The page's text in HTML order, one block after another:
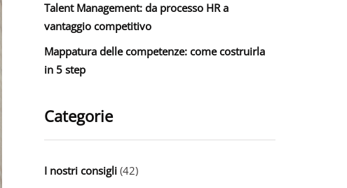
Talent Management: da processo HR a
vantaggio competitivo
Mappatura delle competenze: come costruirla
in 5 step
Categorie
I nostri consigli (42)